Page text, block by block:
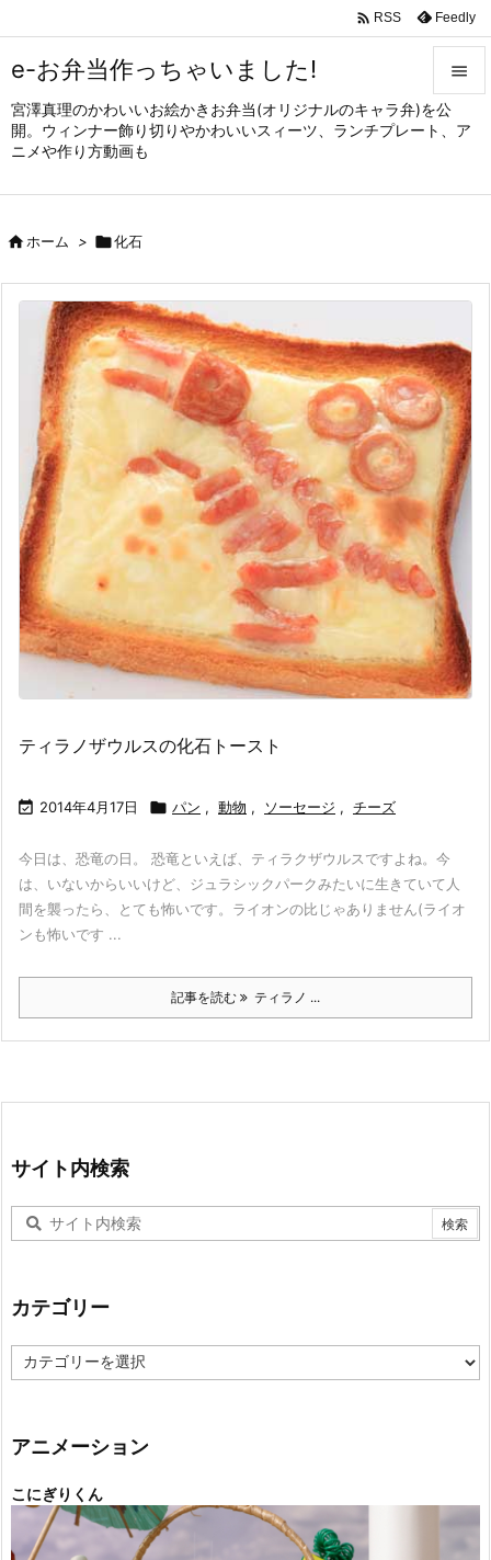
e-お弁当作っちゃいました!
宮澤真理のかわいいお絵かきお弁当(オリジナルのキャラ弁)を公
開。ウィンナー飾り切りやかわいいスィーツ、ランチプレート、ア
ニメや作り方動画も


メニュ
サイド


検索
 RSS Feedly
ホーム > 化石
ティラノザウルスの化石トースト
 2014年4月17日  パン , 動物 , ソーセージ , チーズ
今日は、恐竜の日。 恐竜といえば、ティラクザウルスですよね。今
は、いないからいいけど、ジュラシックパークみたいに生きていて人
間を襲ったら、とても怖いです。ライオンの比じゃありません(ライオ
ンも怖いです ...
記事を読む ティラノ ...
サイト内検索
カテゴリー
テ
ー
アニメーション
こにぎりくん